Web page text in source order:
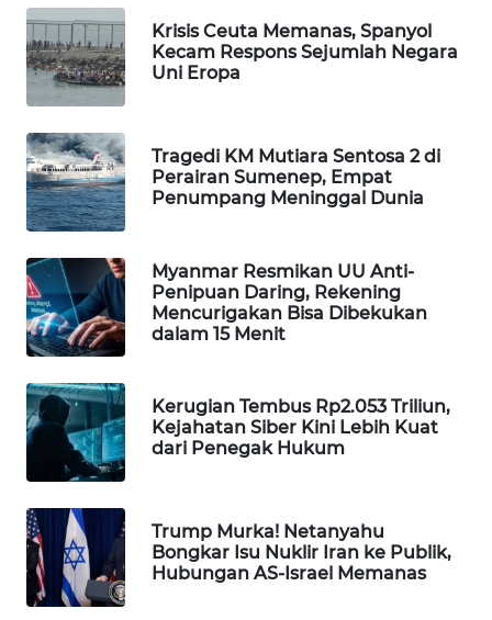
Krisis Ceuta Memanas, Spanyol
Kecam Respons Sejumlah Negara
Uni Eropa
Tragedi KM Mutiara Sentosa 2 di
Perairan Sumenep, Empat
Penumpang Meninggal Dunia
Myanmar Resmikan UU Anti-
Penipuan Daring, Rekening
Mencurigakan Bisa Dibekukan
dalam 15 Menit
Kerugian Tembus Rp2.053 Triliun,
Kejahatan Siber Kini Lebih Kuat
dari Penegak Hukum
Trump Murka! Netanyahu
Bongkar Isu Nuklir Iran ke Publik,
Hubungan AS-Israel Memanas
ADVOKAT
WAHANA
INFRASTRUKTUR
WAHANA
KONSUMEN
WAHANA
LISTRIK
WAHANA
TRAVEL
WAHANA
TV
WAHANANEWS
WAHANANEWS
CO ID